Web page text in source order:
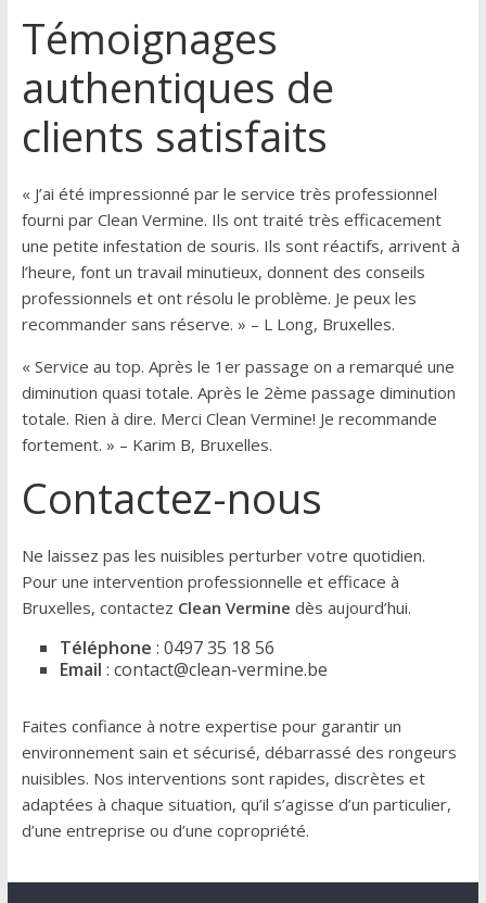
Témoignages
authentiques de
clients satisfaits
« J’ai été impressionné par le service très professionnel
fourni par Clean Vermine. Ils ont traité très efficacement
une petite infestation de souris. Ils sont réactifs, arrivent à
l’heure, font un travail minutieux, donnent des conseils
professionnels et ont résolu le problème. Je peux les
recommander sans réserve. » – L Long, Bruxelles.
« Service au top. Après le 1er passage on a remarqué une
diminution quasi totale. Après le 2ème passage diminution
totale. Rien à dire. Merci Clean Vermine! Je recommande
fortement. » – Karim B, Bruxelles.
Contactez-nous
Ne laissez pas les nuisibles perturber votre quotidien.
Pour une intervention professionnelle et efficace à
Bruxelles, contactez Clean Vermine dès aujourd’hui.
Téléphone : 0497 35 18 56
Email : contact@clean-vermine.be
Faites confiance à notre expertise pour garantir un
environnement sain et sécurisé, débarrassé des rongeurs
nuisibles. Nos interventions sont rapides, discrètes et
adaptées à chaque situation, qu’il s’agisse d’un particulier,
d’une entreprise ou d’une copropriété.